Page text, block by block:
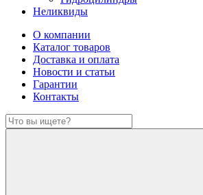
Неликвиды
О компании
Каталог товаров
Доставка и оплата
Новости и статьи
Гарантии
Контакты